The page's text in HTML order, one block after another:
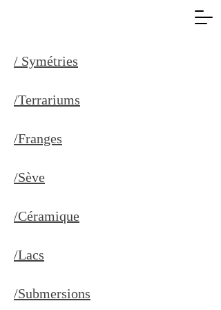
/ Symétries
/Terrariums
/Franges
/Sève
/Céramique
/Lacs
/Submersions